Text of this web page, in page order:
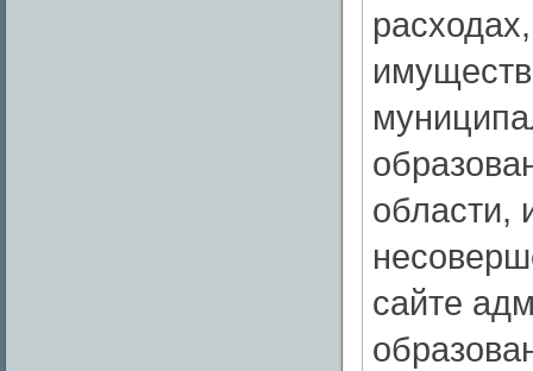
области,
сайте